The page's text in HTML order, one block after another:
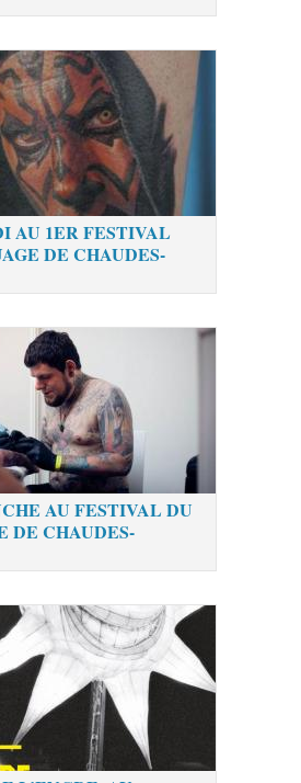
AU 1ER FESTIVAL
DE CHAUDES-
AU FESTIVAL DU
DE CHAUDES-